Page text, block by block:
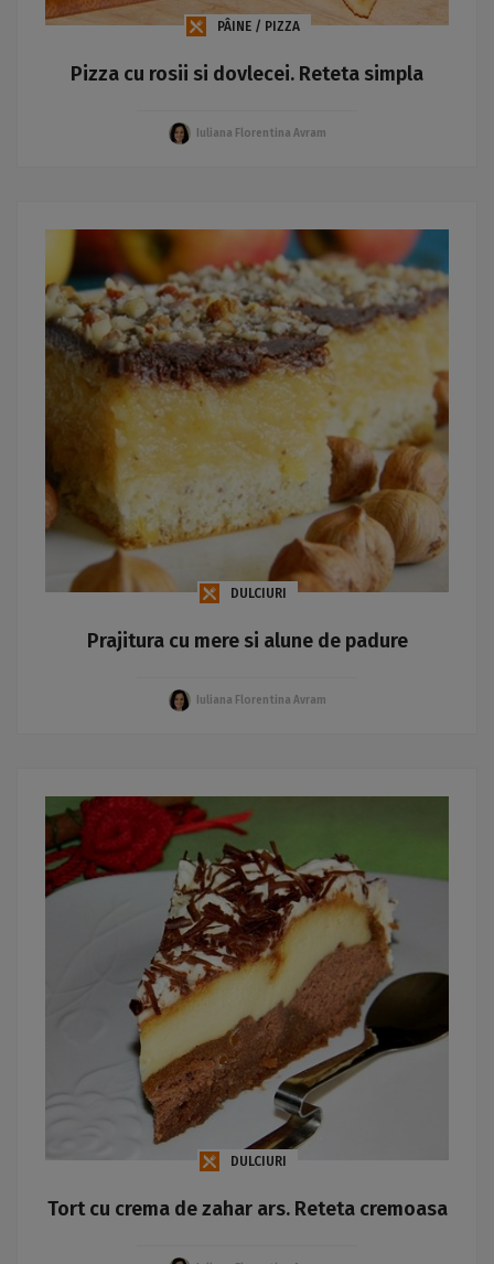
PÂINE / PIZZA
Pizza cu rosii si dovlecei. Reteta simpla
Iuliana Florentina Avram
DULCIURI
Prajitura cu mere si alune de padure
Iuliana Florentina Avram
DULCIURI
Tort cu crema de zahar ars. Reteta cremoasa